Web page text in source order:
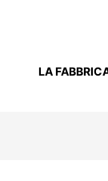
LA